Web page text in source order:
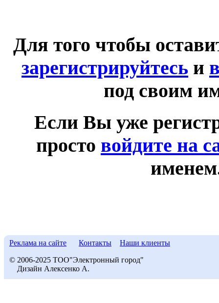
Для того чтобы
зарегистрируйтесь и
под своим
Если Вы уже
просто войдите на
Реклама на сайте Контакты Наши клиенты
© 2006-2025 ТОО"Электронный город"
Дизайн Алексенко А.